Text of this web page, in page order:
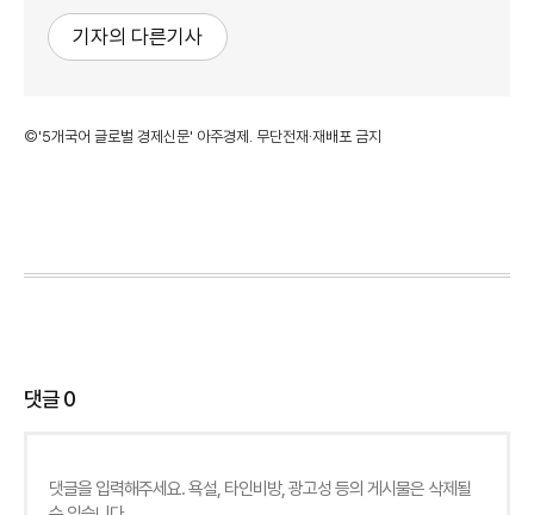
기자의 다른기사
©'5개국어 글로벌 경제신문' 아주경제. 무단전재·재배포 금지
댓글0